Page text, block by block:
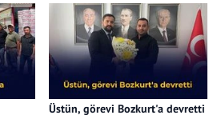
Üstün, görevi Bozkurt'a devretti